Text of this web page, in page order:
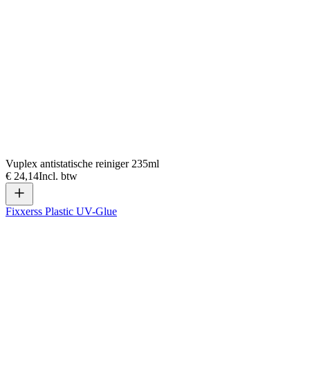
Vuplex antistatische reiniger 235ml
€ 24,14Incl. btw
Fixxerss Plastic UV-Glue